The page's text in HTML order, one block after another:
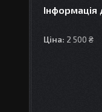
Інформація
Ціна: 2 500 ₴